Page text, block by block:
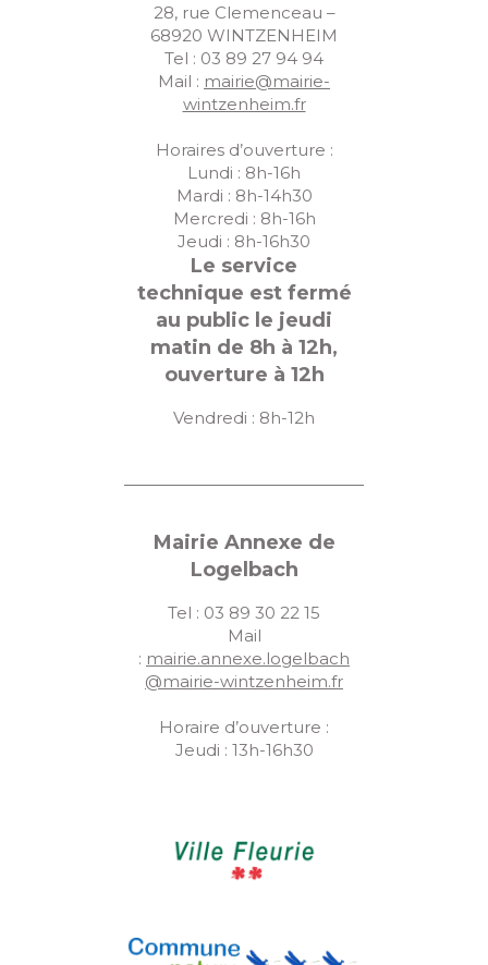
28, rue Clemenceau –
68920 WINTZENHEIM
Tel : 03 89 27 94 94
Mail : mairie@mairie-
wintzenheim.fr
Horaires d’ouverture :
Lundi : 8h-16h
Mardi : 8h-14h30
Mercredi : 8h-16h
Jeudi : 8h-16h30
Le service
technique est fermé
au public le jeudi
matin de 8h à 12h,
ouverture à 12h
Vendredi : 8h-12h
Mairie Annexe de
Logelbach
Tel : 03 89 30 22 15
Mail
: mairie.annexe.logelbach
@mairie-wintzenheim.fr
Horaire d’ouverture :
Jeudi : 13h-16h30